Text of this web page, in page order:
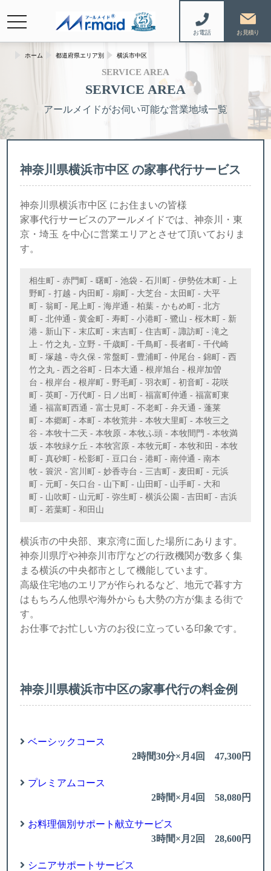
お電話
navigation
SERVICE AREA
SERVICE AREA
アールメイドがお伺い可能な営業地域一覧
ホーム 都道府県エリア別 横浜市中区
神奈川県横浜市中区 の家事代行サービス
神奈川県横浜市中区 にお住まいの皆様
家事代行サービスのアールメイドでは、神奈川・東
京・埼玉 を中心に営業エリアとさせて頂いておりま
す。
相生町 - 赤門町 - 曙町 - 池袋 - 石川町 - 伊勢佐木町 - 上
野町 - 打越 - 内田町 - 扇町 - 大芝台 - 太田町 - 大平
町 - 翁町 - 尾上町 - 海岸通 - 柏葉 - かもめ町 - 北方
町 - 北仲通 - 黄金町 - 寿町 - 小港町 - 鷺山 - 桜木町 - 新
港 - 新山下 - 末広町 - 末吉町 - 住吉町 - 諏訪町 - 滝之
上 - 竹之丸 - 立野 - 千歳町 - 千鳥町 - 長者町 - 千代崎
町 - 塚越 - 寺久保 - 常盤町 - 豊浦町 - 仲尾台 - 錦町 - 西
竹之丸 - 西之谷町 - 日本大通 - 根岸旭台 - 根岸加曽
台 - 根岸台 - 根岸町 - 野毛町 - 羽衣町 - 初音町 - 花咲
町 - 英町 - 万代町 - 日ノ出町 - 福富町仲通 - 福富町東
通 - 福富町西通 - 富士見町 - 不老町 - 弁天通 - 蓬莱
町 - 本郷町 - 本町 - 本牧荒井 - 本牧大里町 - 本牧三之
谷 - 本牧十二天 - 本牧原 - 本牧ふ頭 - 本牧間門 - 本牧満
坂 - 本牧緑ケ丘 - 本牧宮原 - 本牧元町 - 本牧和田 - 本牧
町 - 真砂町 - 松影町 - 豆口台 - 港町 - 南仲通 - 南本
牧 - 簑沢 - 宮川町 - 妙香寺台 - 三吉町 - 麦田町 - 元浜
町 - 元町 - 矢口台 - 山下町 - 山田町 - 山手町 - 大和
町 - 山吹町 - 山元町 - 弥生町 - 横浜公園 - 吉田町 - 吉浜
町 - 若葉町 - 和田山
横浜市の中央部、東京湾に面した場所にあります。
神奈川県庁や神奈川市庁などの行政機関が数多く集
まる横浜の中央都市として機能しています。
高級住宅地のエリアが作られるなど、地元で暮す方
はもちろん他県や海外からも大勢の方が集まる街で
す。
お仕事でお忙しい方のお役に立っている印象です。
神奈川県横浜市中区の家事代行の料金例
ベーシックコース
2時間30分×月4回 47,300円
プレミアムコース
2時間×月4回 58,080円
お料理個別サポート献立サービス
3時間×月2回 28,600円
シニアサポートサービス